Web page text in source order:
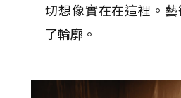
切想像實在在這裡。
了輪廓。